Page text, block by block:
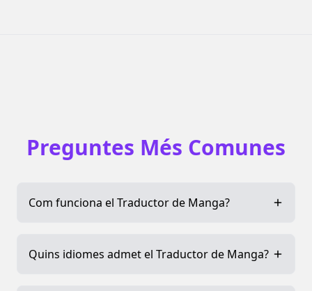
Preguntes Més Comunes
Com funciona el Traductor de Manga?
Quins idiomes admet el Traductor de Manga?